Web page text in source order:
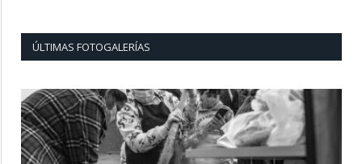
ÚLTIMAS FOTOGALERÍAS